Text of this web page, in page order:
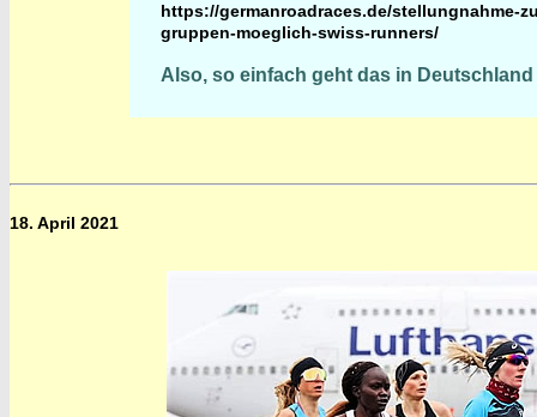
https://germanroadraces.de/stellungnahme-
gruppen-moeglich-swiss-runners/
Also, so einfach geht das in
18. April 2021